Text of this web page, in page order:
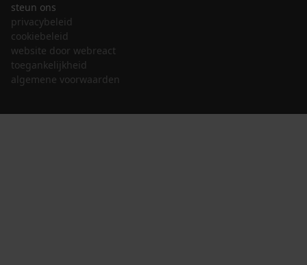
steun ons
privacybeleid
cookiebeleid
website door webreact
toegankelijkheid
algemene voorwaarden